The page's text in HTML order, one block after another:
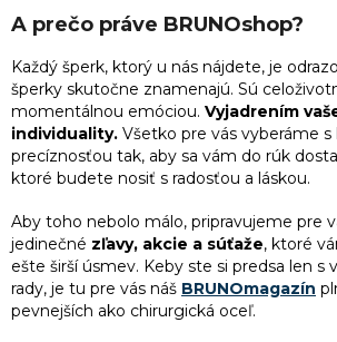
Thorovo kladivo 1
trojuholníky 4
vločky 15
A prečo práve BRUNOshop?
Každý šperk, ktorý u nás nájdete, je
šperky skutočne znamenajú. Sú
momentálnou emóciou. Vyjadrením
individuality. Všetko pre vás vyberáme s
precíznosťou tak, aby sa vám do rúk
ktoré budete nosiť s radosťou a láskou.
Aby toho nebolo málo, pripravujeme pre
jedinečné zľavy, akcie a súťaže, ktoré
ešte širší úsmev. Keby ste si predsa len s
rady, je tu pre vás náš BRUNOmagazín
pevnejších ako chirurgická oceľ.